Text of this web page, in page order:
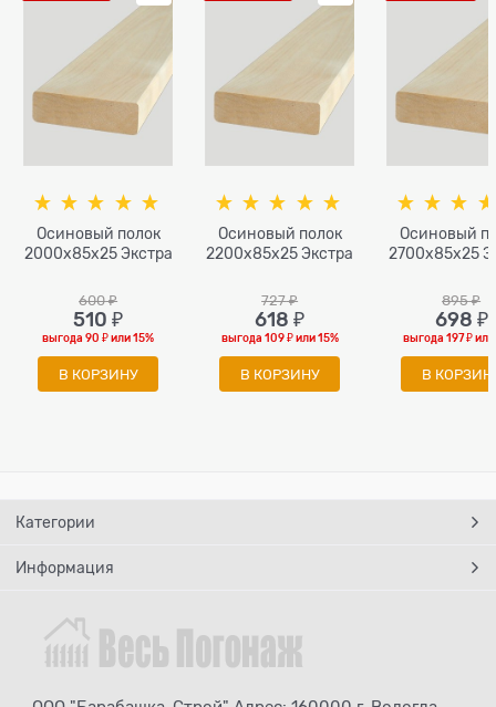
Осиновый полок
2000x85x25 Экстра
600 ₽
510 ₽
выгода90 ₽или15%
В КОРЗИНУ
Осиновый полок
2200x85x25 Экстра
727 ₽
618 ₽
выгода 109 ₽или15%
В КОРЗИНУ
Осиновый
2700x85x25
895 ₽
698 ₽
выгода197 ₽
В
Категории
Информация